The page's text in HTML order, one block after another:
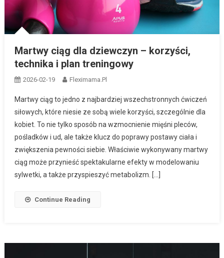
Martwy ciąg dla dziewczyn – korzyści,
technika i plan treningowy
2026-02-19 Fleximama.pl
Martwy ciąg to jedno z najbardziej wszechstronnych ćwiczeń
siłowych, które niesie ze sobą wiele korzyści, szczególnie dla
kobiet. To nie tylko sposób na wzmocnienie mięśni pleców,
pośladków i ud, ale także klucz do poprawy postawy ciała i
zwiększenia pewności siebie. Właściwie wykonywany martwy
ciąg może przynieść spektakularne efekty w modelowaniu
sylwetki, a także przyspieszyć metabolizm. […]
Continue Reading